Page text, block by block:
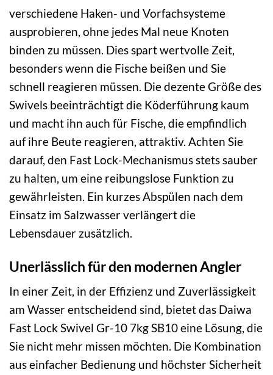
verschiedene Haken- und Vorfachsysteme
ausprobieren, ohne jedes Mal neue Knoten
binden zu müssen. Dies spart wertvolle Zeit,
besonders wenn die Fische beißen und Sie
schnell reagieren müssen. Die dezente Größe des
Swivels beeinträchtigt die Köderführung kaum
und macht ihn auch für Fische, die empfindlich
auf ihre Beute reagieren, attraktiv. Achten Sie
darauf, den Fast Lock-Mechanismus stets sauber
zu halten, um eine reibungslose Funktion zu
gewährleisten. Ein kurzes Abspülen nach dem
Einsatz im Salzwasser verlängert die
Lebensdauer zusätzlich.
Unerlässlich für den modernen Angler
In einer Zeit, in der Effizienz und Zuverlässigkeit
am Wasser entscheidend sind, bietet das Daiwa
Fast Lock Swivel Gr-10 7kg SB10 eine Lösung, die
Sie nicht mehr missen möchten. Die Kombination
aus einfacher Bedienung und höchster Sicherheit